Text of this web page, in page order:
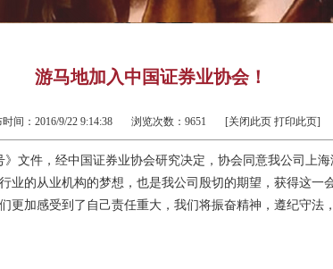
游马地加入中国证券业协会！
间： 2016/9/22 9:14:38 浏览次数： 9651 [关闭此页 打印此页]
文件，经中国证券业协会研究决定，协会同意我公司上
业的从业机构的梦想，也是我公司殷切的期望，获得这一
更加感受到了自己责任重大，我们将振奋精神，遵纪守法